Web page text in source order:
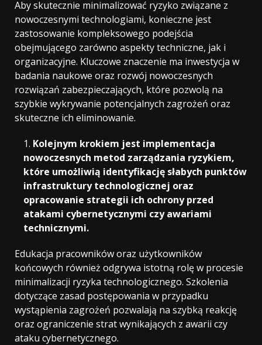
Aby skutecznie minimalizować ryzyko związane z
nowoczesnymi technologiami, konieczne jest
zastosowanie kompleksowego podejścia
obejmującego zarówno aspekty techniczne, jak i
organizacyjne. Kluczowe znaczenie ma inwestycja w
badania naukowe oraz rozwój nowoczesnych
rozwiązań zabezpieczających, które pozwolą na
szybkie wykrywanie potencjalnych zagrożeń oraz
skuteczne ich eliminowanie.
Kolejnym krokiem jest implementacja
nowoczesnych metod zarządzania ryzykiem,
które umożliwią identyfikację słabych punktów
infrastruktury technologicznej oraz
opracowanie strategii ich ochrony przed
atakami cybernetycznymi czy awariami
technicznymi.
Edukacja pracowników oraz użytkowników
końcowych również odgrywa istotną rolę w procesie
minimalizacji ryzyka technologicznego. Szkolenia
dotyczące zasad postępowania w przypadku
wystąpienia zagrożeń pozwalają na szybką reakcję
oraz ograniczenie strat wynikających z awarii czy
ataku cybernetycznego.